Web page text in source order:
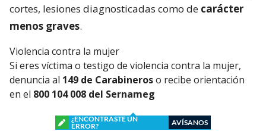
cortes, lesiones diagnosticadas como de carácter
menos graves.
Violencia contra la mujer
Si eres víctima o testigo de violencia contra la mujer,
denuncia al 149 de Carabineroso recibe orientación
en el 800 104 008 del Sernameg
¿ENCONTRASTE UN
ERROR?
AVÍSANOS